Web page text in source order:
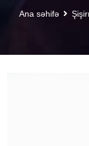
Ana səhifə